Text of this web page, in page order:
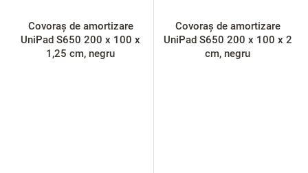
Covoraș de amortizare
UniPad S650 200 x 100 x
1,25 cm, negru
Covoraș de amortizare
UniPad S650 200 x 100 x 2
cm, negru